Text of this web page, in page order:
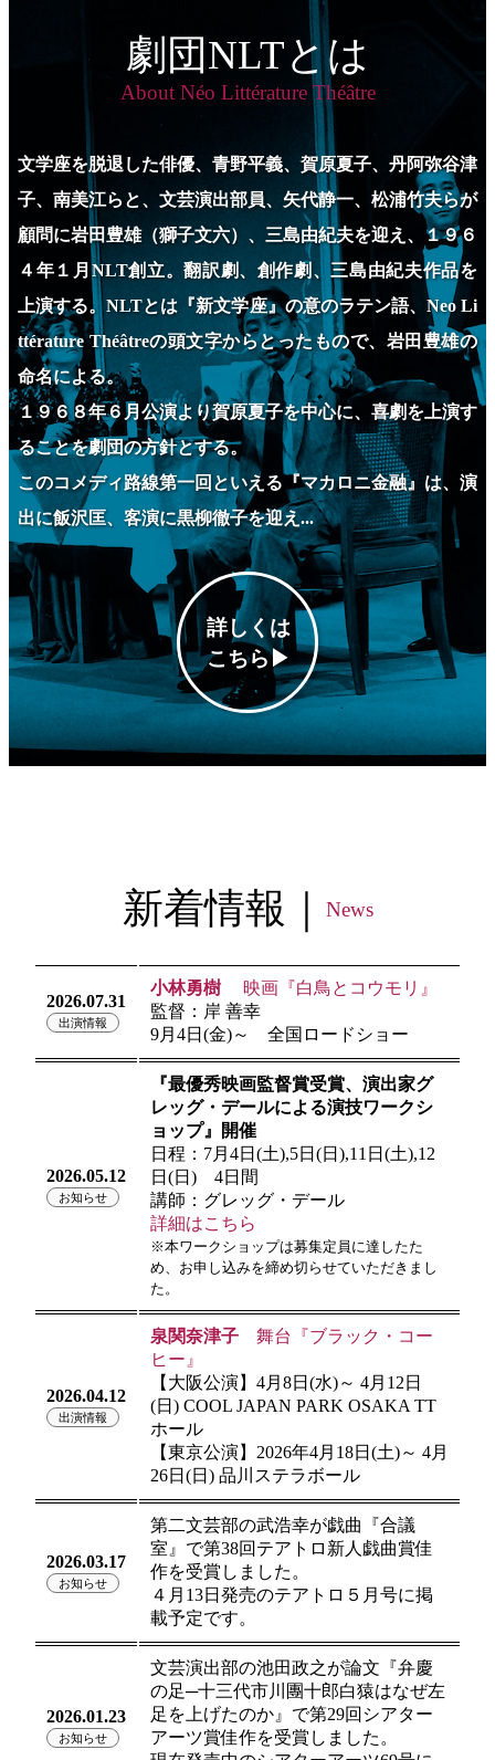
劇団NLTとは
About Néo Littérature Théâtre
文学座を脱退した俳優、青野平義、賀原夏子、丹阿弥谷津
子、南美江らと、 文芸演出部員、矢代静一、松浦竹夫らが
顧問に岩田豊雄（獅子文六）、三島由紀夫を迎え、１９６
４年１月NLT創立。翻訳劇、創作劇、三島由紀夫作品を
上演する。NLTとは『新文学座』の意のラテン語、Neo Li
ttérature Théâtreの頭文字からとったもので、岩田豊雄の
命名による。
１９６８年６月公演より賀原夏子を中心に、喜劇を上演す
ることを劇団の方針とする。
このコメディ路線第一回といえる『マカロニ金融』は、 演
出に飯沢匡、客演に黒柳徹子を迎え...
詳しくは
こちら▶︎
新着情報｜ News
2026.07.31
出演情報
小林勇樹
映画『白鳥とコウモリ』
監督：岸 善幸
9月4日(金)～ 全国ロードショー
2026.05.12
お知らせ
『最優秀映画監督賞受賞、演出家グ
レッグ・デールによる演技ワークシ
ョップ』開催
日程：7月4日(土),5日(日),11日(土),12
日(日) 4日間
講師：グレッグ・デール
詳細はこちら
※本ワークショップは募集定員に達したた
め、お申し込みを締め切らせていただきまし
た。
2026.04.12
出演情報
泉関奈津子
舞台『ブラック・コー
ヒー』
【大阪公演】4月8日(水)～ 4月12日
(日) COOL JAPAN PARK OSAKA TT
ホール
【東京公演】2026年4月18日(土)～ 4月
26日(日) 品川ステラボール
2026.03.17
お知らせ
第二文芸部の武浩幸が戯曲『合議
室』で第38回テアトロ新人戯曲賞佳
作を受賞しました。
４月13日発売のテアトロ５月号に掲
載予定です。
2026.01.23
お知らせ
文芸演出部の池田政之が論文『弁慶
の足─十三代市川團十郎白猿はなぜ左
足を上げたのか』で第29回シアター
アーツ賞佳作を受賞しました。